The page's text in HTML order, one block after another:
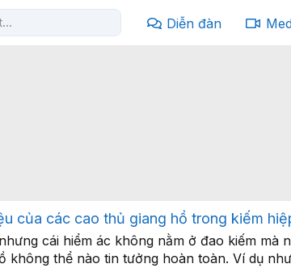
Diễn đàn
của các cao thủ giang hồ trong kiếm
cái hiểm ác không nằm ở đao kiếm
không thể nào tin tưởng hoàn toàn. Ví dụ